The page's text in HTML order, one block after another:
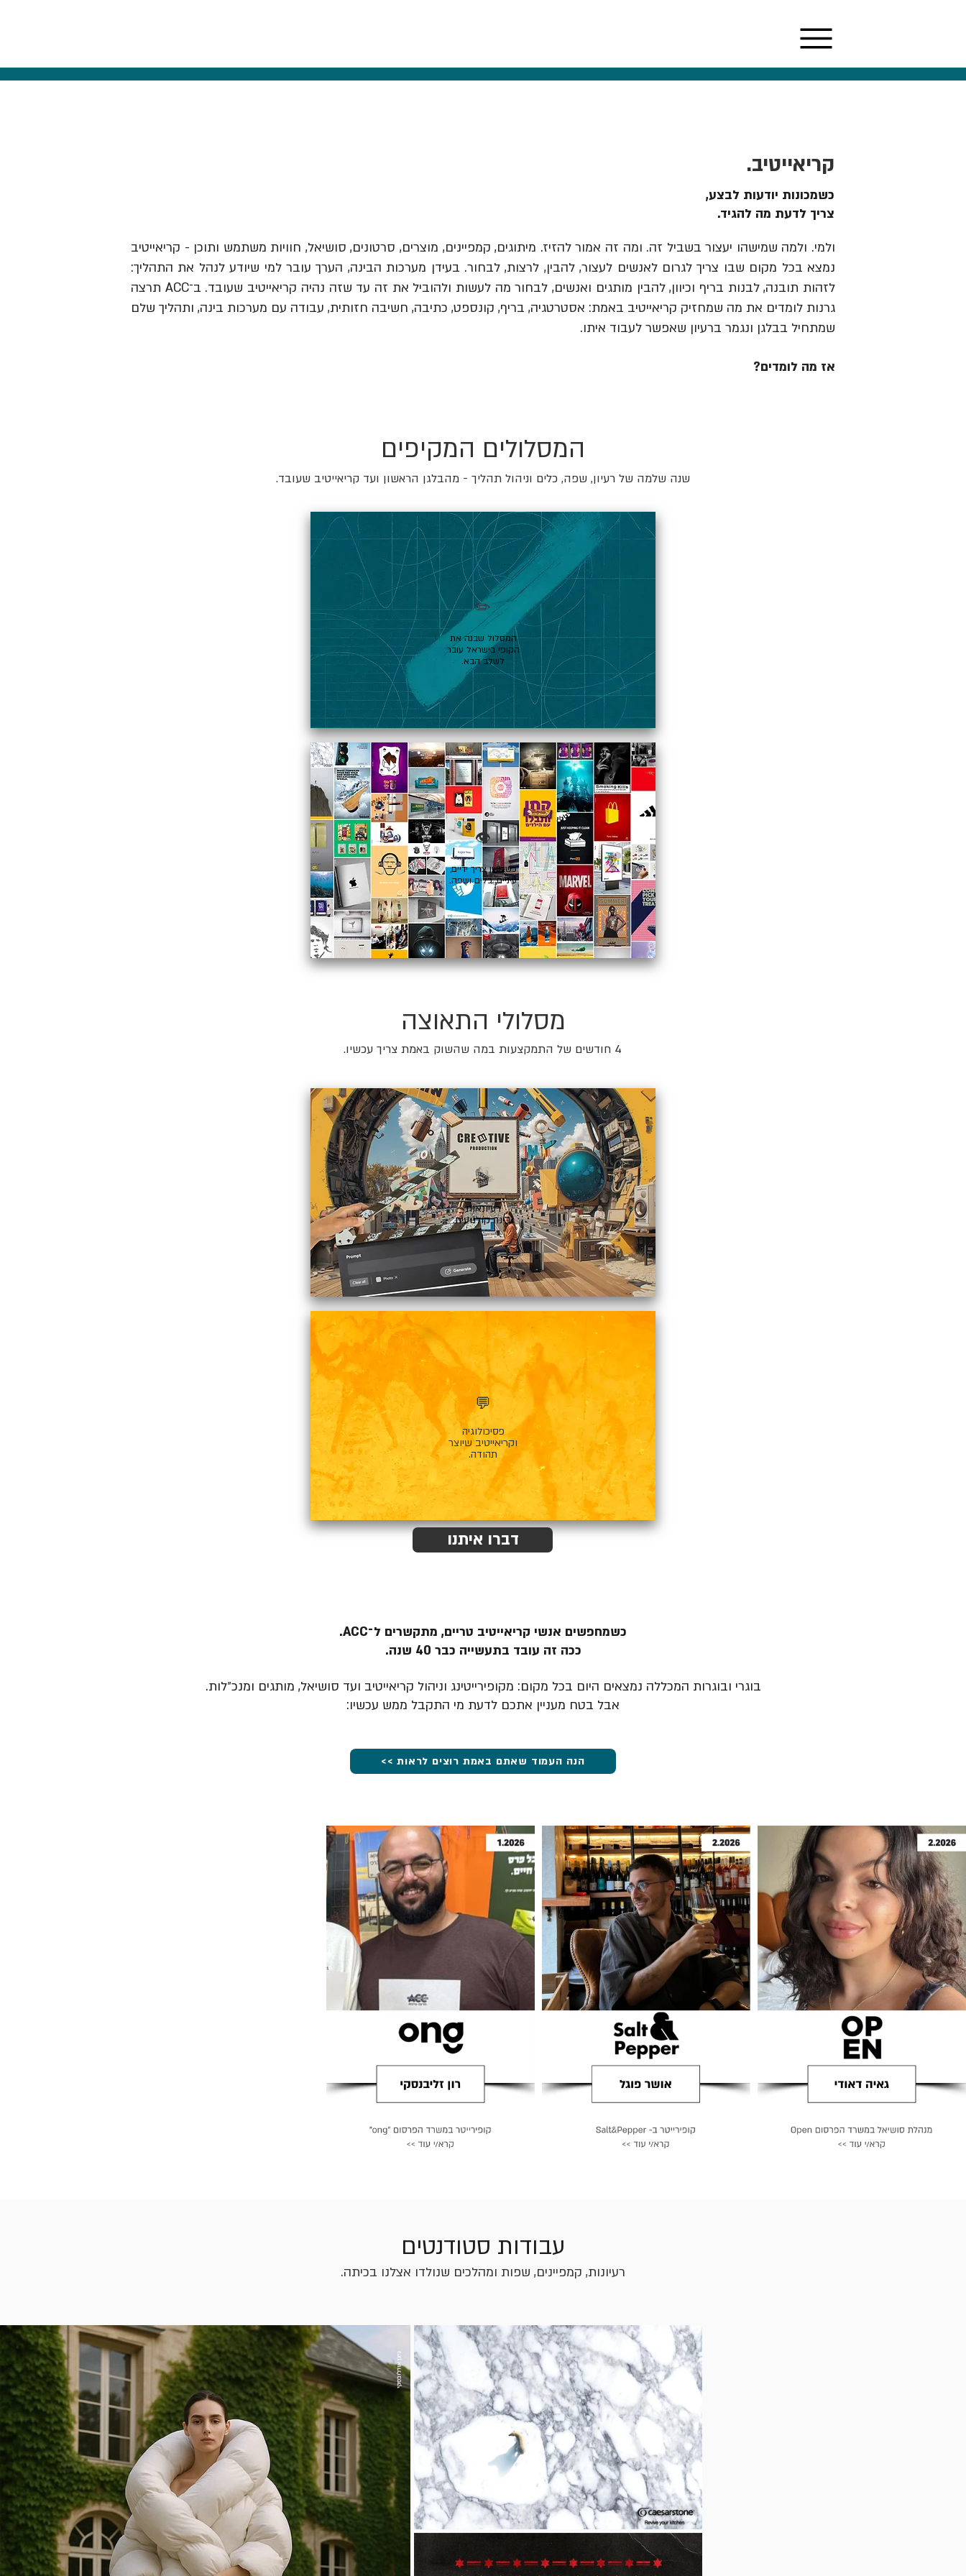
קריאייטיב.
כשמכונות יודעות לבצע,
צריך לדעת מה להגיד.
ולמי. ולמה שמישהו יעצור בשביל זה. ומה זה אמור להזיז. מיתוגים, קמפיינים, מוצרים, סרטונים, סושיאל, חוויות משתמש ותוכן - קריאייטיב
נמצא בכל מקום שבו צריך לגרום לאנשים לעצור, להבין, לרצות, לבחור. בעידן מערכות הבינה, הערך עובר למי שיודע לנהל את התהליך:
לזהות תובנה, לבנות בריף וכיוון, להבין מותגים ואנשים, לבחור מה לעשות ולהוביל את זה עד שזה נהיה קריאייטיב שעובד. ב־ACC תרצה
גרנות לומדים את מה שמחזיק קריאייטיב באמת: אסטרטגיה, בריף, קונספט, כתיבה, חשיבה חזותית, עבודה עם מערכות בינה, ותהליך שלם
שמתחיל בבלגן ונגמר ברעיון שאפשר לעבוד איתו.
אז מה לומדים?
המסלולים המקיפים
שנה שלמה של רעיון, שפה, כלים וניהול תהליך - מהבלגן הראשון ועד קריאייטיב שעובד.
✏️
המסלול שבנה את
הקופי בישראל עובר
לשלב הבא.
👁️
כשרעיון צריך ידיים,
עיניים, כלים ושפה.
מסלולי התאוצה
4 חודשים של התמקצעות במה שהשוק באמת צריך עכשיו.
🎬
רעיונאות
ובינה קולנועית.
💬
פסיכולוגיה
וקריאייטיב שיוצר
תהודה.
דברו איתנו
כשמחפשים אנשי קריאייטיב טריים, מתקשרים ל־ACC.
ככה זה עובד בתעשייה כבר 40 שנה.
בוגרי ובוגרות המכללה נמצאים היום בכל מקום: מקופירייטינג וניהול קריאייטיב ועד סושיאל, מותגים ומנכ״לות.
אבל בטח מעניין אתכם לדעת מי התקבל ממש עכשיו:
הנה העמוד שאתם באמת רוצים לראות >>
עבודות סטודנטים
רעיונות, קמפיינים, שפות ומהלכים שנולדו אצלנו בכיתה.